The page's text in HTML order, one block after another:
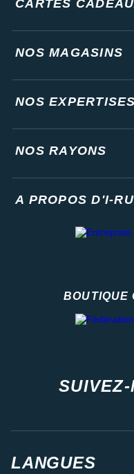
CARTES
NOS MAGASINS
NOS EXPERTISES
NOS RAYONS
A PROPOS D'I-
BOUTIQUE
SUIVEZ-
LANGUES